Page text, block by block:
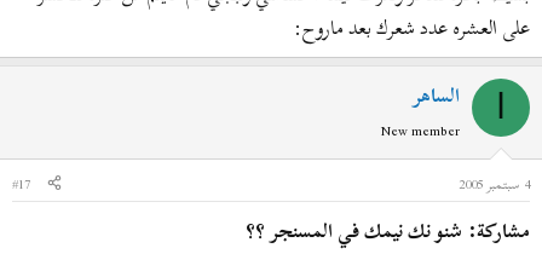
على العشره عدد شعرك بعد ماروح:
الساهر
New member
4 سبتمبر 2005
#17
مشاركة: شنو نك نيمك في المسنجر ؟؟